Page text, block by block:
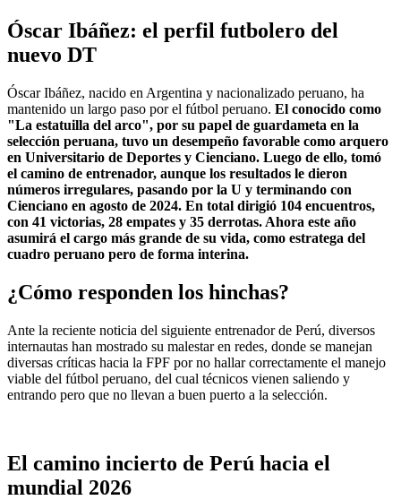
Óscar Ibáñez: el perfil futbolero del
nuevo DT
Óscar Ibáñez, nacido en Argentina y nacionalizado peruano, ha
mantenido un largo paso por el fútbol peruano. El conocido como
"La estatuilla del arco", por su papel de guardameta en la
selección peruana, tuvo un desempeño favorable como arquero
en Universitario de Deportes y Cienciano. Luego de ello, tomó
el camino de entrenador, aunque los resultados le dieron
números irregulares, pasando por la U y terminando con
Cienciano en agosto de 2024. En total dirigió 104 encuentros,
con 41 victorias, 28 empates y 35 derrotas. Ahora este año
asumirá el cargo más grande de su vida, como estratega del
cuadro peruano pero de forma interina.
¿Cómo responden los hinchas?
Ante la reciente noticia del siguiente entrenador de Perú, diversos
internautas han mostrado su malestar en redes, donde se manejan
diversas críticas hacia la FPF por no hallar correctamente el manejo
viable del fútbol peruano, del cual técnicos vienen saliendo y
entrando pero que no llevan a buen puerto a la selección.
El camino incierto de Perú hacia el
mundial 2026